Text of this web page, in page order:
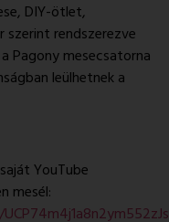
DIY-ötlet,
szerint rendszerezve
Pagony mesecsatorna
leülhetnek a
YouTube
mesél: